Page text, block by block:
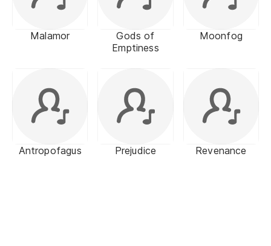
Malamor
Gods of
Emptiness
Moonfog
Antropofagus Prejudice Revenance